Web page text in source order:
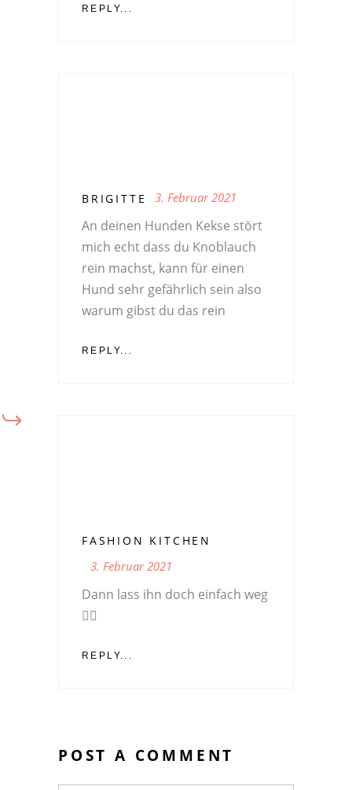
REPLY...
BRIGITTE 3. Februar 2021
An deinen Hunden Kekse stört
mich echt dass du Knoblauch
rein machst, kann für einen
Hund sehr gefährlich sein also
warum gibst du das rein
REPLY...
FASHION KITCHEN
3. Februar 2021
Dann lass ihn doch einfach weg
👌🏻
REPLY...
POST A COMMENT